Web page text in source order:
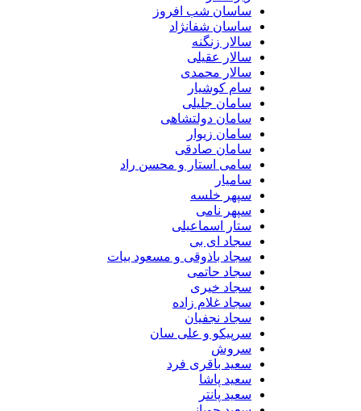
ساسان شب افروز
ساسان شفانژاد
سالار زنگنه
سالار عقیلی
سالار محمدی
سام کوشیار
سامان جلیلی
سامان دولتشاهی
سامان زیوار
سامان صادقی
سامی استار و محسن راد
سامیار
سپهر خلسه
سپهر نامی
ستار اسماعیلی
سجاد ای بی
سجاد باذوقی و مسعود بیات
سجاد حاتمی
سجاد خیری
سجاد غلام زاده
سجاد نجفیان
سرپیکو و علی سان
سروش
سعید باقری فرد
سعید پاشا
سعید پانتر